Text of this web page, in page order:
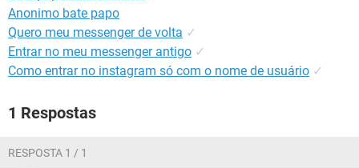
Anonimo bate papo
Quero meu messenger de volta ✓
Entrar no meu messenger antigo ✓
Como entrar no instagram só com o nome de usuário ✓
1 Respostas
RESPOSTA 1 / 1